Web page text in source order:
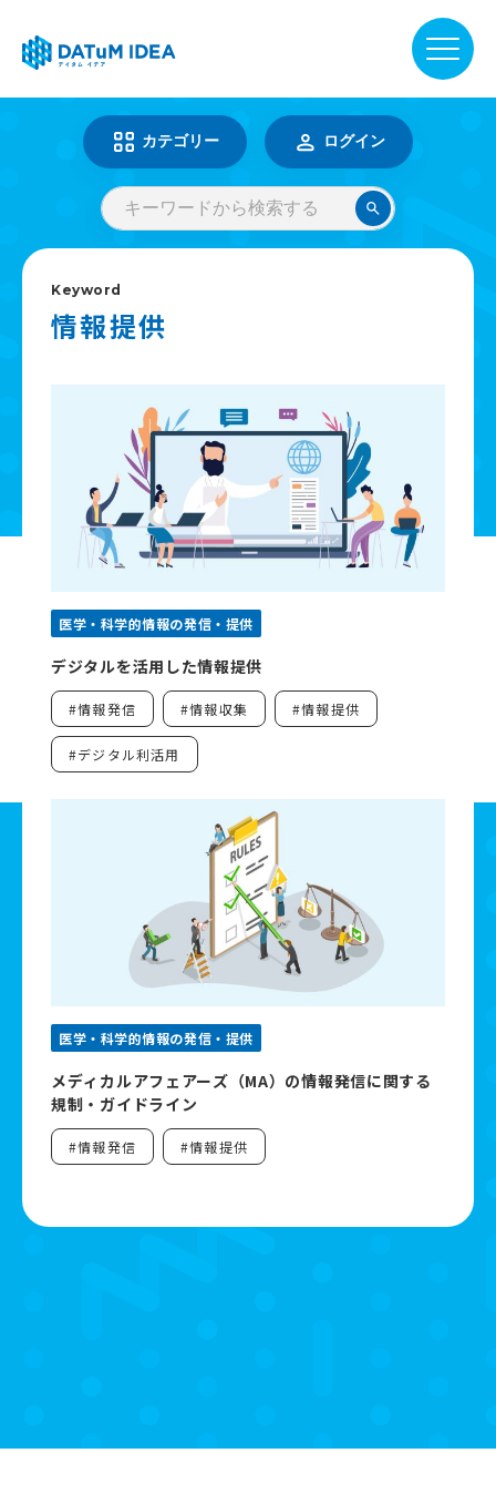
DATuM IDEA® について
提供サービス
活用事例
お知らせ
資料ダウンロード
よくあるご質問
カテゴリー ログイン
Keyword
情報提供
医学・科学的情報の発信・提供
デジタルを活用した情報提供
#情報発信 #情報収集 #情報提供
#デジタル利活用
医学・科学的情報の発信・提供
メディカルアフェアーズ（MA）の情報発信に関する
規制・ガイドライン
#情報発信 #情報提供